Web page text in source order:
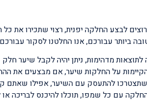
לבצע החלקה יפנית, רצוי שתכירו את כל
ביותר עבורכם, אנו החלטנו לסקור
לתוצאות מדהימות, ניתן יהיה לקבל שיער
על החלקות שיער, אם מבצעים את
להתעסק עם השיער, אפילו שאתם
עם כל שמפו, תוכלו להיכנס לבריכה